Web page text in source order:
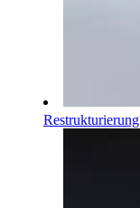
Restrukturierung